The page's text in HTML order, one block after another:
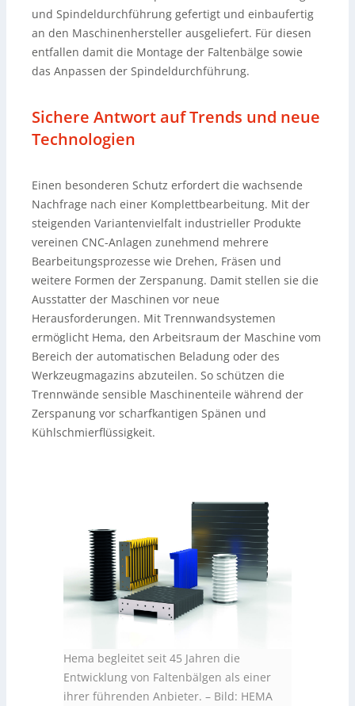
und Spindeldurchführung gefertigt und einbaufertig
an den Maschinenhersteller ausgeliefert. Für diesen
entfallen damit die Montage der Faltenbälge sowie
das Anpassen der Spindeldurchführung.
Sichere Antwort auf Trends und neue
Technologien
Einen besonderen Schutz erfordert die wachsende
Nachfrage nach einer Komplettbearbeitung. Mit der
steigenden Variantenvielfalt industrieller Produkte
vereinen CNC-Anlagen zunehmend mehrere
Bearbeitungsprozesse wie Drehen, Fräsen und
weitere Formen der Zerspanung. Damit stellen sie die
Ausstatter der Maschinen vor neue
Herausforderungen. Mit Trennwandsystemen
ermöglicht Hema, den Arbeitsraum der Maschine vom
Bereich der automatischen Beladung oder des
Werkzeugmagazins abzuteilen. So schützen die
Trennwände sensible Maschinenteile während der
Zerspanung vor scharfkantigen Spänen und
Kühlschmierflüssigkeit.
Hema begleitet seit 45 Jahren die
Entwicklung von Faltenbälgen als einer
ihrer führenden Anbieter. – Bild: HEMA